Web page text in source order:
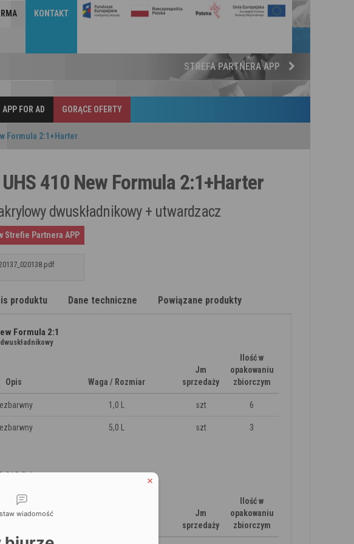
KONTAKT
STREFA PARTNERA APP
APP FOR AD GORĄCE OFERTY
Formula 2:1+Harter
410 New Formula 2:1+Harter
dwuskładnikowy + utwardzacz
Strefie Partnera APP
produktu Dane techniczne Powiązane produkty
Formula 2:1
Opis Waga / Rozmiar
Jm
sprzedaży
Ilość w
opakowaniu
zbiorczym
1,0 L szt 6
5,0 L szt 3
410 2:1
Jm
sprzedaży
Ilość w
opakowaniu
zbiorczym
wiadomość